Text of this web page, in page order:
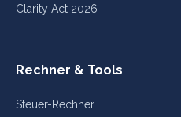
Clarity Act 2026
Rechner & Tools
Steuer-Rechner